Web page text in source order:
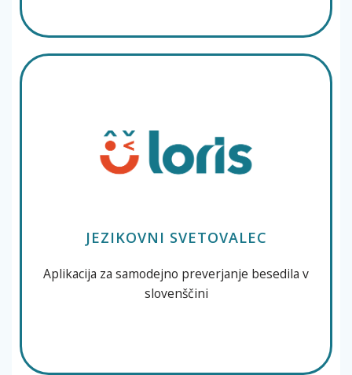
JEZIKOVNI SVETOVALEC
Aplikacija za samodejno preverjanje besedila v
slovenščini